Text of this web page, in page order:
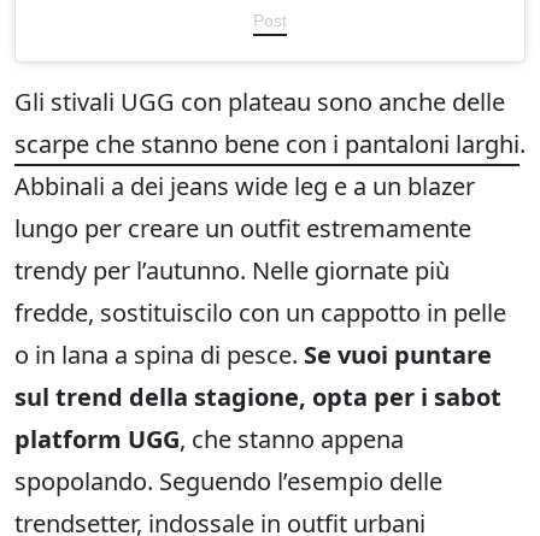
Post
Gli stivali UGG con plateau sono anche delle
scarpe che stanno bene con i pantaloni larghi.
Abbinali a dei jeans wide leg e a un blazer
lungo per creare un outfit estremamente
trendy per l’autunno. Nelle giornate più
fredde, sostituiscilo con un cappotto in pelle
o in lana a spina di pesce. Se vuoi puntare
sul trend della stagione, opta per i sabot
platform UGG, che stanno appena
spopolando. Seguendo l’esempio delle
trendsetter, indossale in outfit urbani